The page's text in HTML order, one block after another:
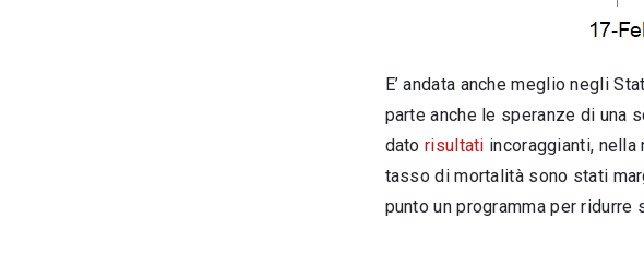
E’ andata anche meglio negli
parte anche le speranze di una
dato risultati incoraggianti,
tasso di mortalità sono stati
punto un programma per